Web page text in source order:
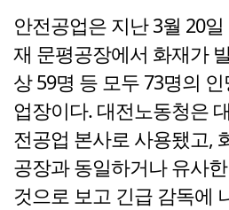
안전공업은 지난 3월 20
재 문평공장에서 화재가
상 59명 등 모두 73명의
업장이다. 대전노동청은
전공업 본사로 사용됐고,
공장과 동일하거나 유사
것으로 보고 긴급 감독에